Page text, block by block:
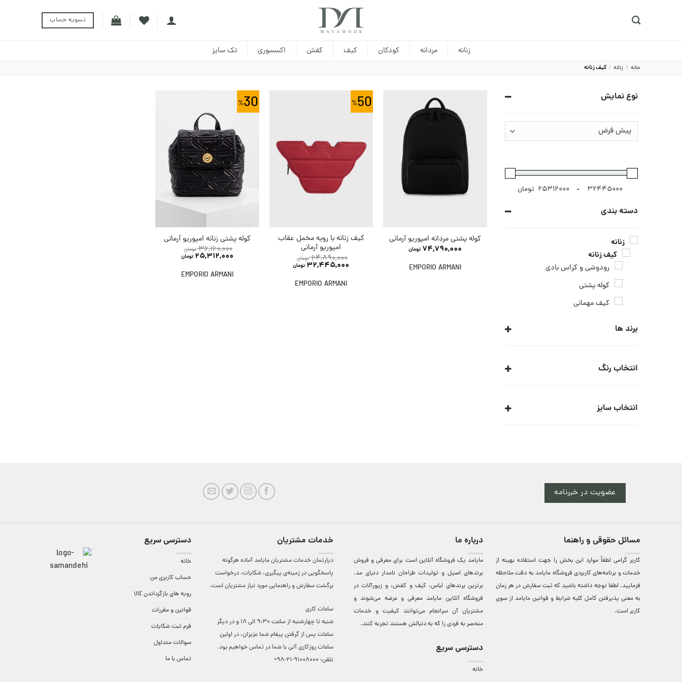
تسویه حساب
زنانه مردانه کودکان کیف کفش اکسسوری تک سایز
خانه / زنانه / کیف زنانه
نوع نمایش
تومان -
دسته بندی
زنانه
کیف زنانه
رودوشی و کراس بادی
کوله پشتی
کيف مهمانی
برند ها
ARMANI JUNIOR
انتخاب رنگ
انتخاب سایز
کوله پشتی مردانه امپوریو آرمانی
74,790,000 تومان
EMPORIO ARMANI
50
کیف زنانه با رویه مخمل عقاب
امپوریو آرمانی
64,890,000 تومان
32,445,000 تومان
EMPORIO ARMANI
30
کوله پشتی زنانه امپوریو آرمانی
36,160,000 تومان
25,312,000 تومان
EMPORIO ARMANI
عضویت در خبرنامه
مسائل حقوقی و راهنما
کاربر گرامی لطفاً موارد این بخش را جهت استفاده بهینه از
خدمات و برنامه‌‏های کاربردی فروشگاه مایامد به دقت ملاحظه
فرمایید. لطفا توجه داشته باشید که ثبت سفارش در هر زمان
به معنی پذیرفتن کامل کلیه شرایط و قوانین مایامد از سوی
کاربر است.
درباره ما
مایامد يک فروشگاه آنلاين است برای معرفی و فروش
برندهای اصيل و توليدات طراحان نامدار دنيای مد.
برترين‌ برندهای لباس، کيف و کفش، و زيورآلات در
فروشگاه آنلاين مایامد معرفی و عرضه می‌شوند و
مشتريان آن سرانجام می‌توانند کيفيت و خدمات
منحصر به فردی را که به دنبالش هستند تجربه کنند.
دسترسی سریع
خانه
خدمات مشتریان
دپارتمان خدمات مشتریان مایامد آماده هرگونه
پاسخگویی در زمینه‌ی پیگیری، شکایات، درخواست
برگشت سفارش و راهنمایی مورد نیاز مشتریان است.
ساعات کاری
شنبه تا چهارشنبه از ساعت 9:30 الی 18 و در دیگر
ساعات ‌پس از گرفتن پیغام شما عزیزان، در اولین
ساعات روزکاری آتی با شما در تماس خواهیم بود.
تلفن: 91008000-21-98+
دسترسی سریع
خانه
حساب کاربری من
رویه های بازگرداندن کالا
قوانین و مقررات
فرم ثبت شکایات
سوالات متداول
تماس با ما